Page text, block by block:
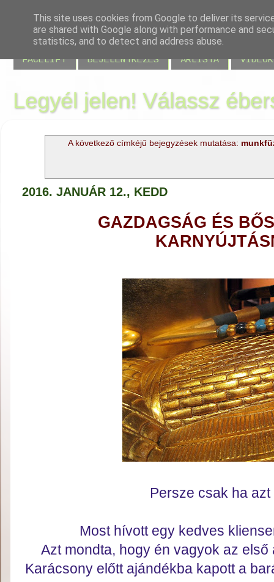
BLOG JELENLÉT VISSZAJELZÉSEK
FACELIFT
BEJELENTKEZÉS ÁRLISTA VIDEÓK
Legyél jelen! Válassz
A következő címkéjű bejegyzések mutatása:
2016. JANUÁR 12., KEDD
GAZDAGSÁG ÉS
Persze csak ha
Most hívott egy kedves
Azt mondta, hogy én vagyok az
Karácsony előtt ajándékba kapott a
This site uses cookies from Google to deliver its
are shared with Google along with performance and
statistics, and to detect and address abuse.